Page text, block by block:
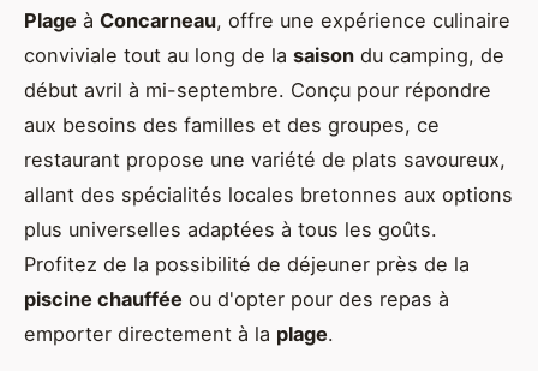
Plage à Concarneau, offre une expérience culinaire
conviviale tout au long de la saison du camping, de
début avril à mi-septembre. Conçu pour répondre
aux besoins des familles et des groupes, ce
restaurant propose une variété de plats savoureux,
allant des spécialités locales bretonnes aux options
plus universelles adaptées à tous les goûts.
Profitez de la possibilité de déjeuner près de la
piscine chauffée ou d'opter pour des repas à
emporter directement à la plage.